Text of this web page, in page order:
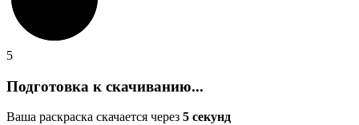
5
Подготовка к скачиванию...
Ваша раскраска скачается через 5 секунд